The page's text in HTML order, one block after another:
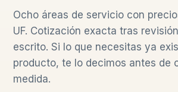
Ocho áreas de servicio con
UF. Cotización exacta tras
escrito. Si lo que necesitas ya
producto, te lo decimos antes de
medida.